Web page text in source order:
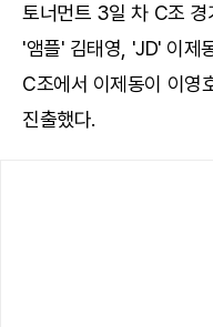
토너먼트 3일 차 C조 경
'앰플' 김태영, 'JD' 이제
C조에서 이제동이 이영
진출했다.